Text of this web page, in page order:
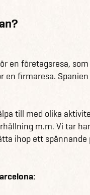
en företagsresa,
en firmaresa.
till med olika
m.m. Vi tar
ihop ett